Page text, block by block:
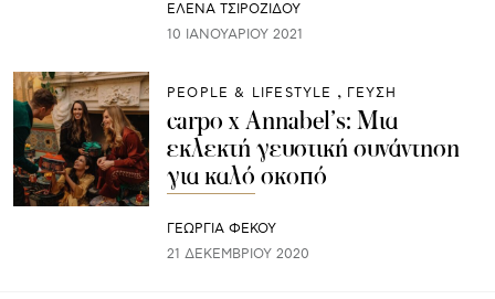
ΈΛΕΝΑ ΤΣΙΡΟΖΊΔΟΥ
10 ΙΑΝΟΥΑΡΊΟΥ 2021
PEOPLE & LIFESTYLE ΓΕΥΣΗ
carpo x Annabel’s: Μια
εκλεκτή γευστική συνάντηση
για καλό σκοπό
ΓΕΩΡΓΙΑ ΦΕΚΟΥ
21 ΔΕΚΕΜΒΡΊΟΥ 2020